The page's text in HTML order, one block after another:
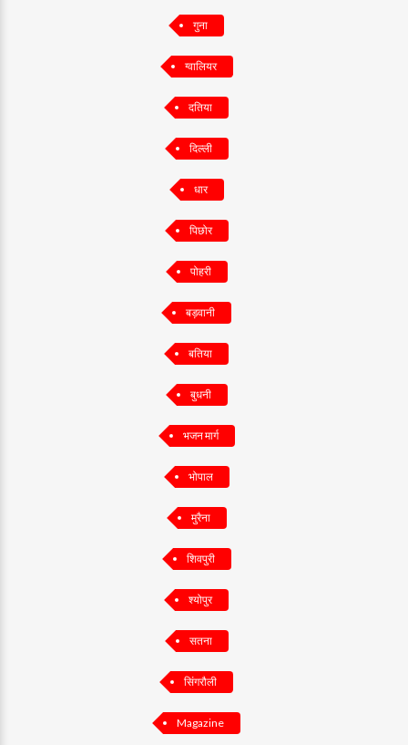
गुना
ग्वालियर
दतिया
दिल्ली
धार
पिछोर
पोहरी
बड़वानी
बतिया
बुधनी
भजन मार्ग
भोपाल
मुरैना
शिवपुरी
श्योपुर
सतना
सिंगरौली
Magazine